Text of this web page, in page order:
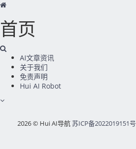
首页
AI文章资讯
关于我们
免责声明
Hui AI Robot
2026 © Hui AI导航苏ICP备2022019151号